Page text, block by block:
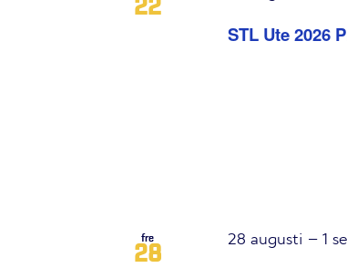
22
STL Ute 2026
fre
28
28 augusti – 1